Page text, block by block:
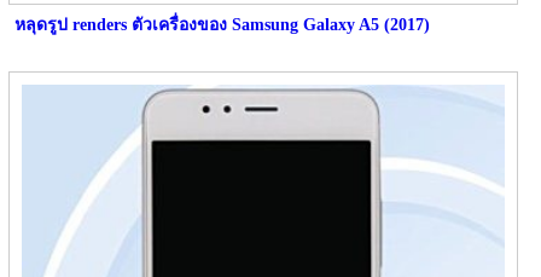
หลุดรูป renders ตัวเครื่องของ Samsung Galaxy A5 (2017)